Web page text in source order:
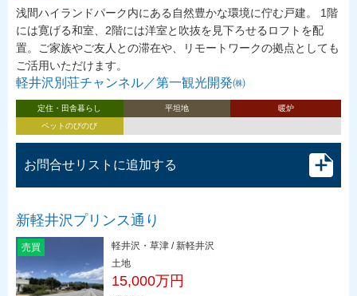
浅間ハイランドパーク内にある自然豊かな環境に佇む戸建。 1階
には寛げる和室、2階には洋室と吹抜を見下ろせるロフトを配
置。ご家族やご友人との滞在や、リモートワークの拠点としても
ご活用いただけます。
軽井沢別荘チャンネル／第一観光開発㈱
定住・田舎暮らし 平坦地
暖炉
ペットのびのび
お問合せリストに追加する
新軽井沢プリンス通り
売買
軽井沢・草津 / 新軽井沢
土地
15,000万円